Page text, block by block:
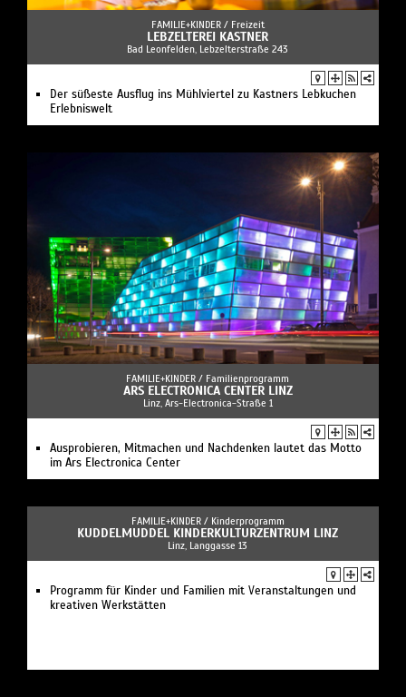
FAMILIE+KINDER / Freizeit
LEBZELTEREI KASTNER
Bad Leonfelden, Lebzelterstraße 243
Der süßeste Ausflug ins Mühlviertel zu Kastners Lebkuchen
Erlebniswelt
FAMILIE+KINDER / Familienprogramm
ARS ELECTRONICA CENTER LINZ
Linz, Ars-Electronica-Straße 1
Ausprobieren, Mitmachen und Nachdenken lautet das Motto
im Ars Electronica Center
FAMILIE+KINDER / Kinderprogramm
KUDDELMUDDEL KINDERKULTURZENTRUM LINZ
Linz, Langgasse 13
Programm für Kinder und Familien mit Veranstaltungen und
kreativen Werkstätten